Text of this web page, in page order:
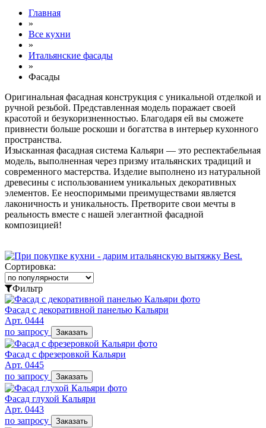
Главная
»
Все кухни
»
Итальянские фасады
»
Фасады
Оригинальная фасадная конструкция с уникальной отделкой и
ручной резьбой. Представленная модель поражает своей
красотой и безукоризненностью. Благодаря ей вы сможете
привнести больше роскоши и богатства в интерьер кухонного
пространства.
Изысканная фасадная система Кальяри — это респектабельная
модель, выполненная через призму итальянских традиций и
современного мастерства. Изделие выполнено из натуральной
древесины с использованием уникальных декоративных
элементов. Ее неоспоримыми преимуществами является
лаконичность и уникальность. Претворите свои мечты в
реальность вместе с нашей элегантной фасадной
композицией!
Сортировка:
Фильтр
Фасад с декоративной панелью Кальяри
Арт. 0444
по запросу
Заказать
Фасад с фрезеровкой Кальяри
Арт. 0445
по запросу
Заказать
Фасад глухой Кальяри
Арт. 0443
по запросу
Заказать